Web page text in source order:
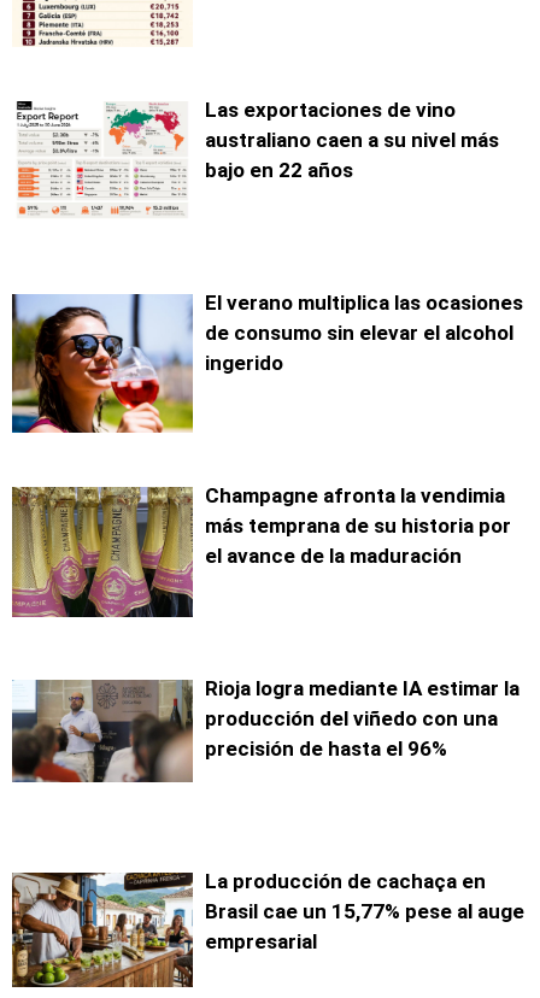
Las exportaciones de vino
australiano caen a su nivel más
bajo en 22 años
El verano multiplica las ocasiones
de consumo sin elevar el alcohol
ingerido
Champagne afronta la vendimia
más temprana de su historia por
el avance de la maduración
Rioja logra mediante IA estimar la
producción del viñedo con una
precisión de hasta el 96%
La producción de cachaça en
Brasil cae un 15,77% pese al auge
empresarial